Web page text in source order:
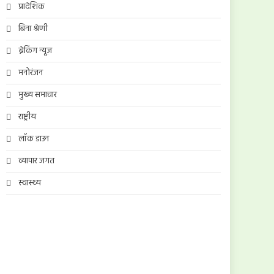
प्रादेशिक
बिना श्रेणी
ब्रेकिंग न्यूज़
मनोरंजन
मुख्य समाचार
राष्ट्रीय
लॉक डाउन
व्यापार जगत
स्वास्थ्य